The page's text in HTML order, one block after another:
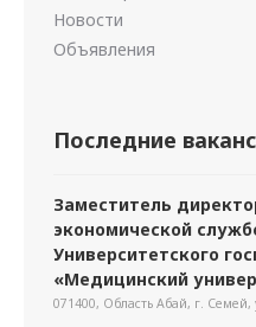
Новости
Объявления
Последние
Заместитель
экономической
Университетского
«Медицинский
071400, Область Абай, г. Семей,